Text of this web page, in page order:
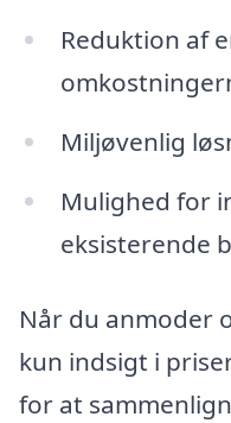
Reduktion af
Miljøvenlig
Mulighed for
eksisterende
Når du anmoder
kun indsigt i
for at